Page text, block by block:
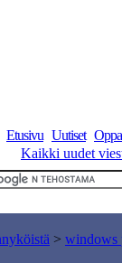
Etusivu Uutiset
Kaikki uudet
> windows